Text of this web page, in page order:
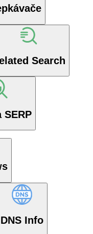
Search
SERP
DNS Info